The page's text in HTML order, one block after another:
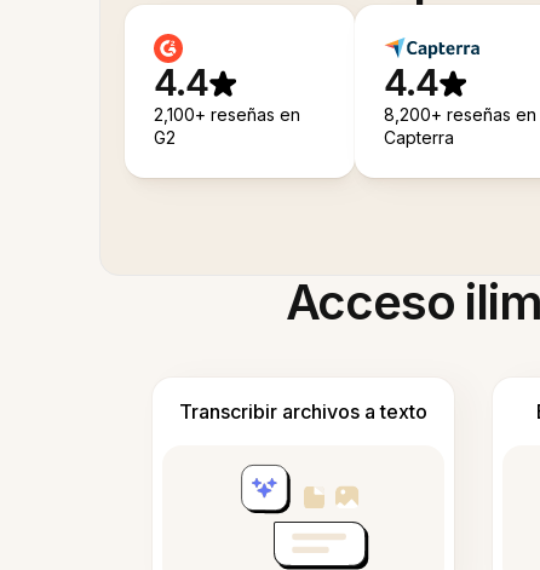
4.4
2,100+ reseñas en
G2
4.4
8,200+ reseñas en
Capterra
Acceso
Transcribir archivos a texto